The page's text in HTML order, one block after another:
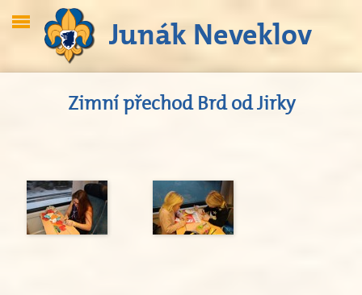
Junák Neveklov
Zimní přechod Brd od Jirky